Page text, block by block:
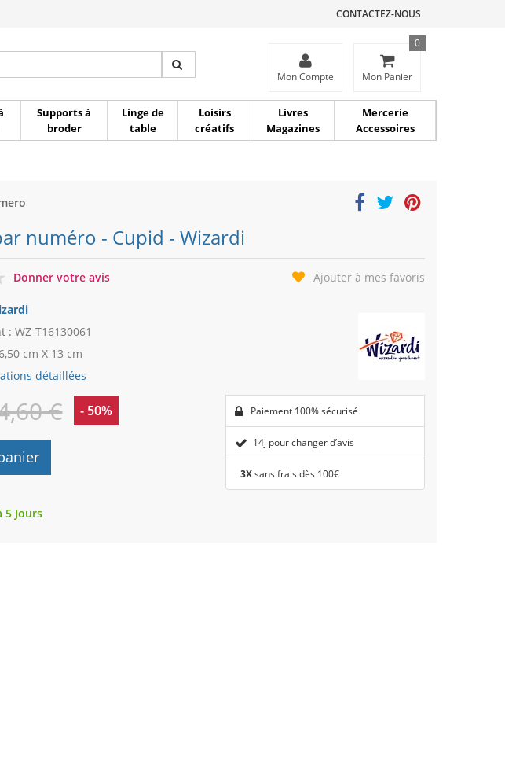
CONTACTEZ-NOUS
Mon Compte Mon Panier
0
Supports à
broder
Linge de
table
Loisirs
créatifs
Livres
Magazines
Mercerie
Accessoires
numéro - Cupid - Wizardi
0
Donner votre avis Ajouter à mes favoris
: WZ-T16130061
cm X 13 cm
détaillées
€ - 50% Paiement 100% sécurisé
14j pour changer d’avis
3Xsans frais dès 100€
5 Jours